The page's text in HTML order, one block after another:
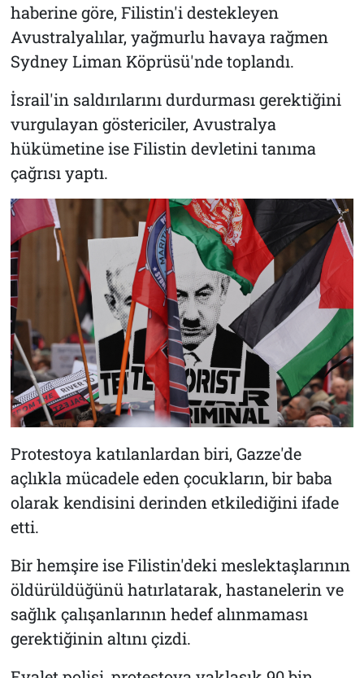
haberine göre, Filistin'i destekleyen
Avustralyalılar, yağmurlu havaya rağmen
Sydney Liman Köprüsü'nde toplandı.
İsrail'in saldırılarını durdurması gerektiğini
vurgulayan göstericiler, Avustralya
hükümetine ise Filistin devletini tanıma
çağrısı yaptı.
Protestoya katılanlardan biri, Gazze'de
açlıkla mücadele eden çocukların, bir baba
olarak kendisini derinden etkilediğini ifade
etti.
Bir hemşire ise Filistin'deki meslektaşlarının
öldürüldüğünü hatırlatarak, hastanelerin ve
sağlık çalışanlarının hedef alınmaması
gerektiğinin altını çizdi.